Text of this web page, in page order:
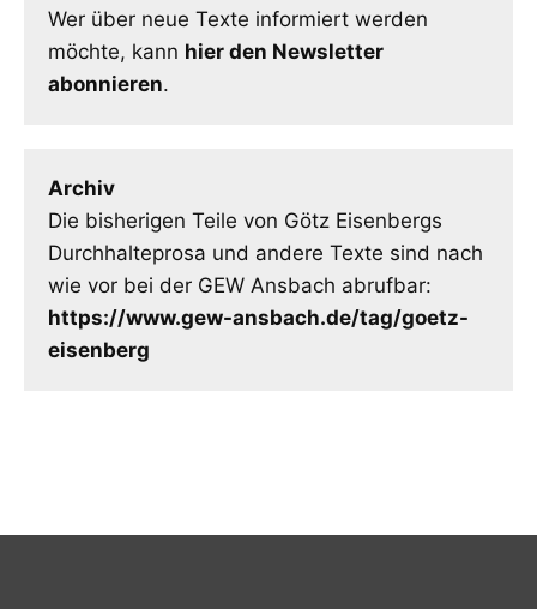
Wer über neue Texte informiert werden
möchte, kann hier den Newsletter
abonnieren.
Archiv
Die bisherigen Teile von Götz Eisenbergs
Durchhalteprosa und andere Texte sind nach
wie vor bei der GEW Ansbach abrufbar:
https://www.gew-ansbach.de/tag/goetz-
eisenberg